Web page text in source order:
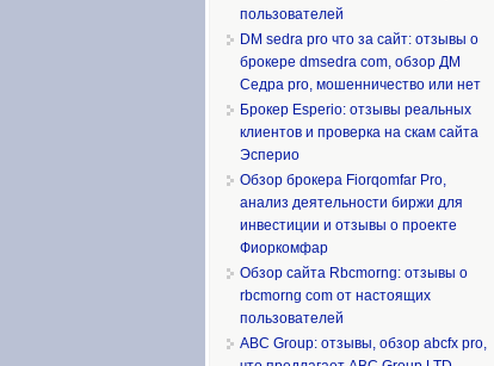
пользователей
DM sedra pro что за сайт: отзывы о
брокере dmsedra com, обзор ДМ
Седра pro, мошенничество или нет
Брокер Esperio: отзывы реальных
клиентов и проверка на скам сайта
Эсперио
Обзор брокера Fiorqomfar Pro,
анализ деятельности биржи для
инвестиции и отзывы о проекте
Фиоркомфар
Обзор сайта Rbcmorng: отзывы о
rbcmorng com от настоящих
пользователей
ABC Group: отзывы, обзор abcfx pro,